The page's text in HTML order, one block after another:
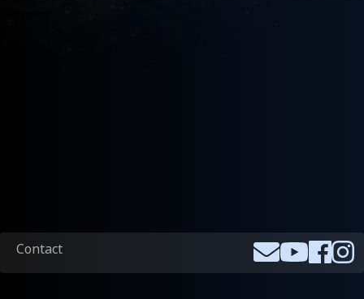
Footer
Contact